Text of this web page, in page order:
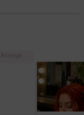
Anzeige